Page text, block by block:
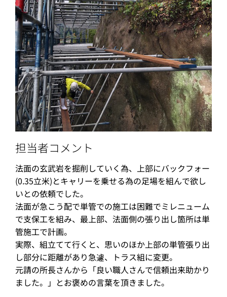
担当者コメント
法面の玄武岩を掘削していく為、上部にバックフォー
(0.35立米)とキャリーを乗せる為の足場を組んで欲し
いとの依頼でした。
法面が急こう配で単管での施工は困難でミレニューム
で支保工を組み、最上部、法面側の張り出し箇所は単
管施工で計画。
実際、組立てて行くと、思いのほか上部の単管張り出
し部分に距離があり急遽、トラス組に変更。
元請の所長さんから「良い職人さんで信頼出来助かり
ました。」とお褒めの言葉を頂きました。